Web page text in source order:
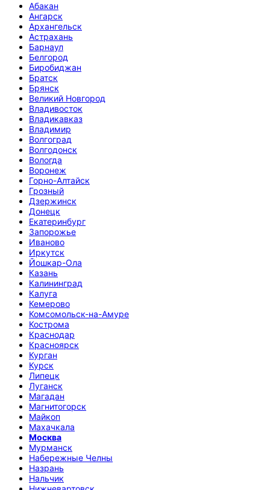
Абакан
Ангарск
Архангельск
Астрахань
Барнаул
Белгород
Биробиджан
Братск
Брянск
Великий Новгород
Владивосток
Владикавказ
Владимир
Волгоград
Волгодонск
Вологда
Воронеж
Горно-Алтайск
Грозный
Дзержинск
Донецк
Екатеринбург
Запорожье
Иваново
Иркутск
Йошкар-Ола
Казань
Калининград
Калуга
Кемерово
Комсомольск-на-Амуре
Кострома
Краснодар
Красноярск
Курган
Курск
Липецк
Луганск
Магадан
Магнитогорск
Майкоп
Махачкала
Москва
Мурманск
Набережные Челны
Назрань
Нальчик